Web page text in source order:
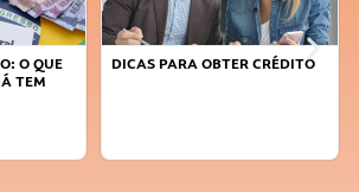
O QUE
TEM
DICAS PARA OBTER CRÉDITO